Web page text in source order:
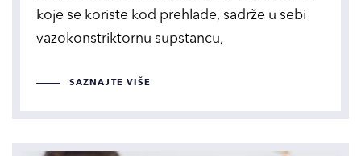
koje se koriste kod prehlade, sadrže u sebi
vazokonstriktornu supstancu,
SAZNAJTE VIŠE